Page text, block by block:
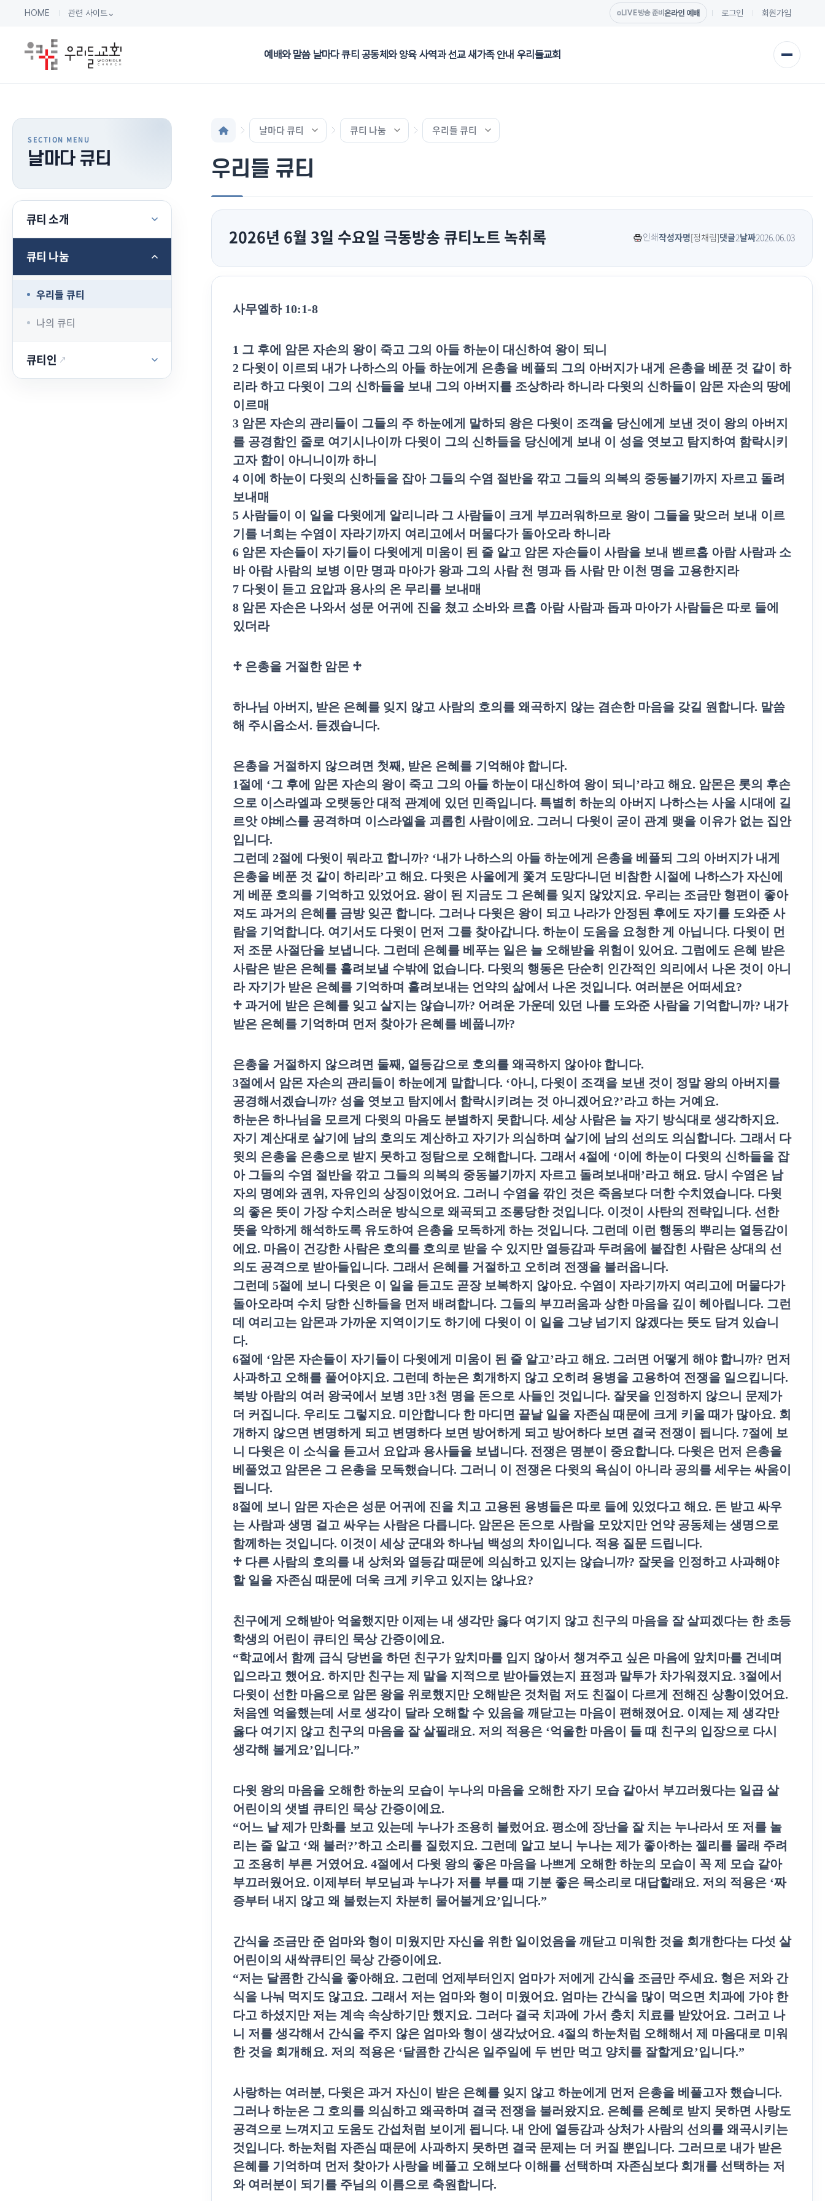
HOME 관련 사이트 ⌄ LIVE방송 준비 온라인 예배 로그인 회원가입
예배와 말씀 날마다 큐티 공동체와 양육 사역과 선교 새가족 안내 우리들교회
날마다 큐티
큐티 소개
큐티 나눔
우리들 큐티
나의 큐티
큐티인 ↗
날마다 큐티 큐티 나눔 우리들 큐티
우리들 큐티
2026년 6월 3일 수요일 극동방송 큐티노트 녹취록 인쇄작성자명[정채림]댓글2날짜2026.06.03
사무엘하 10:1-8
1 그 후에 암몬 자손의 왕이 죽고 그의 아들 하눈이 대신하여 왕이 되니
2 다윗이 이르되 내가 나하스의 아들 하눈에게 은총을 베풀되 그의 아버지가 내게 은총을 베푼 것 같이 하
리라 하고 다윗이 그의 신하들을 보내 그의 아버지를 조상하라 하니라 다윗의 신하들이 암몬 자손의 땅에
이르매
3 암몬 자손의 관리들이 그들의 주 하눈에게 말하되 왕은 다윗이 조객을 당신에게 보낸 것이 왕의 아버지
를 공경함인 줄로 여기시나이까 다윗이 그의 신하들을 당신에게 보내 이 성을 엿보고 탐지하여 함락시키
고자 함이 아니니이까 하니
4 이에 하눈이 다윗의 신하들을 잡아 그들의 수염 절반을 깎고 그들의 의복의 중동볼기까지 자르고 돌려
보내매
5 사람들이 이 일을 다윗에게 알리니라 그 사람들이 크게 부끄러워하므로 왕이 그들을 맞으러 보내 이르
기를 너희는 수염이 자라기까지 여리고에서 머물다가 돌아오라 하니라
6 암몬 자손들이 자기들이 다윗에게 미움이 된 줄 알고 암몬 자손들이 사람을 보내 벧르홉 아람 사람과 소
바 아람 사람의 보병 이만 명과 마아가 왕과 그의 사람 천 명과 돕 사람 만 이천 명을 고용한지라
7 다윗이 듣고 요압과 용사의 온 무리를 보내매
8 암몬 자손은 나와서 성문 어귀에 진을 쳤고 소바와 르홉 아람 사람과 돕과 마아가 사람들은 따로 들에
있더라
​♱ 은총을 거절한 암몬 ♱
하나님 아버지 , 받은 은혜를 잊지 않고 사람의 호의를 왜곡하지 않는 겸손한 마음을 갖길 원합니다. 말씀
해 주시옵소서 . 듣겠습니다.
은총을 거절하지 않으려면 첫째, 받은 은혜를 기억해야 합니다.
1절에 ‘그 후에 암몬 자손의 왕이 죽고 그의 아들 하눈이 대신하여 왕이 되니 ’라고 해요. 암몬은 롯의 후손
으로 이스라엘과 오랫동안 대적 관계에 있던 민족입니다. 특별히 하눈의 아버지 나하스는 사울 시대에 길
르앗 야베스를 공격하며 이스라엘을 괴롭힌 사람이에요. 그러니 다윗이 굳이 관계 맺을 이유가 없는 집안
입니다.
그런데 2절에 다윗이 뭐라고 합니까? ‘내가 나하스의 아들 하눈에게 은총을 베풀되 그의 아버지가 내게
은총을 베푼 것 같이 하리라’고 해요. 다윗은 사울에게 쫓겨 도망다니던 비참한 시절에 나하스가 자신에
게 베푼 호의를 기억하고 있었어요. 왕이 된 지금도 그 은혜를 잊지 않았지요. 우리는 조금만 형편이 좋아
져도 과거의 은혜를 금방 잊곤 합니다. 그러나 다윗은 왕이 되고 나라가 안정된 후에도 자기를 도와준 사
람을 기억합니다. 여기서도 다윗이 먼저 그를 찾아갑니다. 하눈이 도움을 요청한 게 아닙니다. 다윗이 먼
저 조문 사절단을 보냅니다. 그런데 은혜를 베푸는 일은 늘 오해받을 위험이 있어요. 그럼에도 은혜 받은
사람은 받은 은혜를 흘려보낼 수밖에 없습니다. 다윗의 행동은 단순히 인간적인 의리에서 나온 것이 아니
라 자기가 받은 은혜를 기억하며 흘려보내는 언약의 삶에서 나온 것입니다. 여러분은 어떠세요?
♱ 과거에 받은 은혜를 잊고 살지는 않습니까? 어려운 가운데 있던 나를 도와준 사람을 기억합니까? 내가
받은 은혜를 기억하며 먼저 찾아가 은혜를 베풉니까?
은총을 거절하지 않으려면 둘째, 열등감으로 호의를 왜곡하지 않아야 합니다.
3절에서 암몬 자손의 관리들이 하눈에게 말합니다. ‘아니 , 다윗이 조객을 보낸 것이 정말 왕의 아버지를
공경해서겠습니까? 성을 엿보고 탐지에서 함락시키려는 것 아니겠어요?’라고 하는 거예요.
하눈은 하나님을 모르게 다윗의 마음도 분별하지 못합니다. 세상 사람은 늘 자기 방식대로 생각하지요.
자기 계산대로 살기에 남의 호의도 계산하고 자기가 의심하며 살기에 남의 선의도 의심합니다. 그래서 다
윗의 은총을 은총으로 받지 못하고 정탐으로 오해합니다. 그래서 4절에 ‘이에 하눈이 다윗의 신하들을 잡
아 그들의 수염 절반을 깎고 그들의 의복의 중동볼기까지 자르고 돌려보내매 ’라고 해요. 당시 수염은 남
자의 명예와 권위 , 자유인의 상징이었어요. 그러니 수염을 깎인 것은 죽음보다 더한 수치였습니다. 다윗
의 좋은 뜻이 가장 수치스러운 방식으로 왜곡되고 조롱당한 것입니다. 이것이 사탄의 전략입니다. 선한
뜻을 악하게 해석하도록 유도하여 은총을 모독하게 하는 것입니다. 그런데 이런 행동의 뿌리는 열등감이
에요. 마음이 건강한 사람은 호의를 호의로 받을 수 있지만 열등감과 두려움에 붙잡힌 사람은 상대의 선
의도 공격으로 받아들입니다. 그래서 은혜를 거절하고 오히려 전쟁을 불러옵니다.
그런데 5절에 보니 다윗은 이 일을 듣고도 곧장 보복하지 않아요. 수염이 자라기까지 여리고에 머물다가
돌아오라며 수치 당한 신하들을 먼저 배려합니다. 그들의 부끄러움과 상한 마음을 깊이 헤아립니다. 그런
데 여리고는 암몬과 가까운 지역이기도 하기에 다윗이 이 일을 그냥 넘기지 않겠다는 뜻도 담겨 있습니
다.
6절에 ‘암몬 자손들이 자기들이 다윗에게 미움이 된 줄 알고’라고 해요. 그러면 어떻게 해야 합니까? 먼저
사과하고 오해를 풀어야지요. 그런데 하눈은 회개하지 않고 오히려 용병을 고용하여 전쟁을 일으킵니다.
북방 아람의 여러 왕국에서 보병 3만3천 명을 돈으로 사들인 것입니다. 잘못을 인정하지 않으니 문제가
더 커집니다. 우리도 그렇지요. 미안합니다 한 마디면 끝날 일을 자존심 때문에 크게 키울 때가 많아요. 회
개하지 않으면 변명하게 되고 변명하다 보면 방어하게 되고 방어하다 보면 결국 전쟁이 됩니다. 7절에 보
니 다윗은 이 소식을 듣고서 요압과 용사들을 보냅니다. 전쟁은 명분이 중요합니다. 다윗은 먼저 은총을
베풀었고 암몬은 그 은총을 모독했습니다. 그러니 이 전쟁은 다윗의 욕심이 아니라 공의를 세우는 싸움이
됩니다.
8절에 보니 암몬 자손은 성문 어귀에 진을 치고 고용된 용병들은 따로 들에 있었다고 해요. 돈 받고 싸우
는 사람과 생명 걸고 싸우는 사람은 다릅니다. 암몬은 돈으로 사람을 모았지만 언약 공동체는 생명으로
함께하는 것입니다. 이것이 세상 군대와 하나님 백성의 차이입니다. 적용 질문 드립니다.
♱ 다른 사람의 호의를 내 상처와 열등감 때문에 의심하고 있지는 않습니까? 잘못을 인정하고 사과해야
할 일을 자존심 때문에 더욱 크게 키우고 있지는 않나요?
친구에게 오해받아 억울했지만 이제는 내 생각만 옳다 여기지 않고 친구의 마음을 잘 살피겠다는 한 초등
학생의 어린이 큐티인 묵상 간증이에요.
“학교에서 함께 급식 당번을 하던 친구가 앞치마를 입지 않아서 챙겨주고 싶은 마음에 앞치마를 건네며
입으라고 했어요. 하지만 친구는 제 말을 지적으로 받아들였는지 표정과 말투가 차가워졌지요. 3절에서
다윗이 선한 마음으로 암몬 왕을 위로했지만 오해받은 것처럼 저도 친절이 다르게 전해진 상황이었어요.
처음엔 억울했는데 서로 생각이 달라 오해할 수 있음을 깨닫고는 마음이 편해졌어요. 이제는 제 생각만
옳다 여기지 않고 친구의 마음을 잘 살필래요. 저의 적용은 ‘억울한 마음이 들 때 친구의 입장으로 다시
생각해 볼게요’입니다.”
다윗 왕의 마음을 오해한 하눈의 모습이 누나의 마음을 오해한 자기 모습 같아서 부끄러웠다는 일곱 살
어린이의 샛별 큐티인 묵상 간증이에요.
“어느 날 제가 만화를 보고 있는데 누나가 조용히 불렀어요. 평소에 장난을 잘 치는 누나라서 또 저를 놀
리는 줄 알고 ‘왜 불러 ?’하고 소리를 질렀지요. 그런데 알고 보니 누나는 제가 좋아하는 젤리를 몰래 주려
고 조용히 부른 거였어요. 4절에서 다윗 왕의 좋은 마음을 나쁘게 오해한 하눈의 모습이 꼭 제 모습 같아
부끄러웠어요. 이제부터 부모님과 누나가 저를 부를 때 기분 좋은 목소리로 대답할래요. 저의 적용은 ‘짜
증부터 내지 않고 왜 불렀는지 차분히 물어볼게요’입니다.”
간식을 조금만 준 엄마와 형이 미웠지만 자신을 위한 일이었음을 깨닫고 미워한 것을 회개한다는 다섯 살
어린이의 새싹큐티인 묵상 간증이에요.
“저는 달콤한 간식을 좋아해요. 그런데 언제부터인지 엄마가 저에게 간식을 조금만 주세요. 형은 저와 간
식을 나눠 먹지도 않고요. 그래서 저는 엄마와 형이 미웠어요. 엄마는 간식을 많이 먹으면 치과에 가야 한
다고 하셨지만 저는 계속 속상하기만 했지요. 그러다 결국 치과에 가서 충치 치료를 받았어요. 그러고 나
니 저를 생각해서 간식을 주지 않은 엄마와 형이 생각났어요. 4절의 하눈처럼 오해해서 제 마음대로 미워
한 것을 회개해요. 저의 적용은 ‘달콤한 간식은 일주일에 두 번만 먹고 양치를 잘할게요’입니다.”
사랑하는 여러분, 다윗은 과거 자신이 받은 은혜를 잊지 않고 하눈에게 먼저 은총을 베풀고자 했습니다.
그러나 하눈은 그 호의를 의심하고 왜곡하며 결국 전쟁을 불러왔지요. 은혜를 은혜로 받지 못하면 사랑도
공격으로 느껴지고 도움도 간섭처럼 보이게 됩니다. 내 안에 열등감과 상처가 사람의 선의를 왜곡시키는
것입니다. 하눈처럼 자존심 때문에 사과하지 못하면 결국 문제는 더 커질 뿐입니다. 그러므로 내가 받은
은혜를 기억하며 먼저 찾아가 사랑을 베풀고 오해보다 이해를 선택하며 자존심보다 회개를 선택하는 저
와 여러분이 되기를 주님의 이름으로 축원합니다.